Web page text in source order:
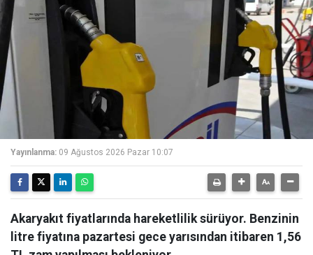
Yayınlanma: 09 Ağustos 2026 Pazar 10:07
Akaryakıt fiyatlarında hareketlilik sürüyor. Benzinin
litre fiyatına pazartesi gece yarısından itibaren 1,56